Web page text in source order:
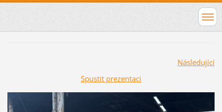
Následující
Spustit prezentaci